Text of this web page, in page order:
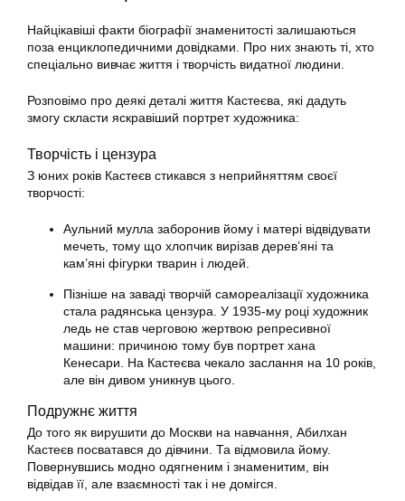
Найцікавіші факти біографії знаменитості залишаються
поза енциклопедичними довідками. Про них знають ті, хто
спеціально вивчає життя і творчість видатної людини.
Розповімо про деякі деталі життя Кастеєва, які дадуть
змогу скласти яскравіший портрет художника:
Творчість і цензура
З юних років Кастеєв стикався з неприйняттям своєї
творчості:
Аульний мулла заборонив йому і матері відвідувати
мечеть, тому що хлопчик вирізав дерев’яні та
кам’яні фігурки тварин і людей.
Пізніше на заваді творчій самореалізації художника
стала радянська цензура. У 1935-му році художник
ледь не став черговою жертвою репресивної
машини: причиною тому був портрет хана
Кенесари. На Кастеєва чекало заслання на 10 років,
але він дивом уникнув цього.
Подружнє життя
До того як вирушити до Москви на навчання, Абилхан
Кастеєв посватався до дівчини. Та відмовила йому.
Повернувшись модно одягненим і знаменитим, він
відвідав її, але взаємності так і не домігся.